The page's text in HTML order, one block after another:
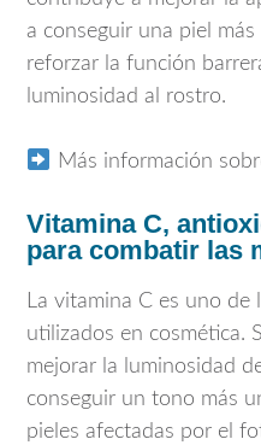
a conseguir una piel
reforzar la función
luminosidad al rostro.
Más información
Vitamina C,
para combatir las
La vitamina C es uno de
utilizados en cosmética.
mejorar la luminosidad
conseguir un tono más
pieles afectadas por el